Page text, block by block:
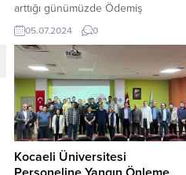
arttığı günümüzde Ödemiş
Belediyesi şarj istasyonlarıyla
Ödemişlilerin ve ilçeye gelen
konukların enerji ihtiyacını
karşılamak için kontak çevirdi.
Ödemiş’te bir ilk olan elektrikli araç
şarj istasyonları iki noktada
faaliyete geçti.
05.07.2024 0
Kocaeli Üniversitesi